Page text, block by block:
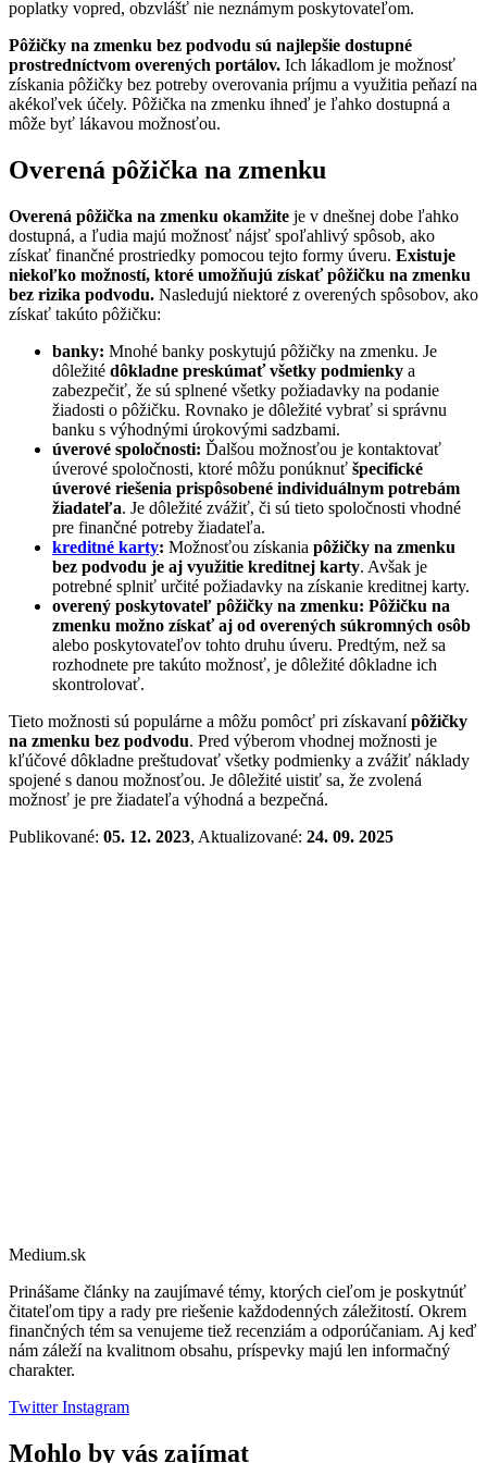
poplatky vopred, obzvlášť nie neznámym poskytovateľom.
Pôžičky na zmenku bez podvodu sú najlepšie dostupné
prostredníctvom overených portálov. Ich lákadlom je možnosť
získania pôžičky bez potreby overovania príjmu a využitia peňazí na
akékoľvek účely. Pôžička na zmenku ihneď je ľahko dostupná a
môže byť lákavou možnosťou.
Overená pôžička na zmenku
Overená pôžička na zmenku okamžite je v dnešnej dobe ľahko
dostupná, a ľudia majú možnosť nájsť spoľahlivý spôsob, ako
získať finančné prostriedky pomocou tejto formy úveru. Existuje
niekoľko možností, ktoré umožňujú získať pôžičku na zmenku
bez rizika podvodu. Nasledujú niektoré z overených spôsobov, ako
získať takúto pôžičku:
banky: Mnohé banky poskytujú pôžičky na zmenku. Je
dôležité dôkladne preskúmať všetky podmienky a
zabezpečiť, že sú splnené všetky požiadavky na podanie
žiadosti o pôžičku. Rovnako je dôležité vybrať si správnu
banku s výhodnými úrokovými sadzbami.
úverové spoločnosti: Ďalšou možnosťou je kontaktovať
úverové spoločnosti, ktoré môžu ponúknuť špecifické
úverové riešenia prispôsobené individuálnym potrebám
žiadateľa. Je dôležité zvážiť, či sú tieto spoločnosti vhodné
pre finančné potreby žiadateľa.
kreditné karty: Možnosťou získania pôžičky na zmenku
bez podvodu je aj využitie kreditnej karty. Avšak je
potrebné splniť určité požiadavky na získanie kreditnej karty.
overený poskytovateľ pôžičky na zmenku: Pôžičku na
zmenku možno získať aj od overených súkromných osôb
alebo poskytovateľov tohto druhu úveru. Predtým, než sa
rozhodnete pre takúto možnosť, je dôležité dôkladne ich
skontrolovať.
Tieto možnosti sú populárne a môžu pomôcť pri získavanípôžičky
na zmenku bez podvodu. Pred výberom vhodnej možnosti je
kľúčové dôkladne preštudovať všetky podmienky a zvážiť náklady
spojené s danou možnosťou. Je dôležité uistiť sa, že zvolená
možnosť je pre žiadateľa výhodná a bezpečná.
Publikované: 05. 12. 2023, Aktualizované: 24. 09. 2025
Medium.sk
Prinášame články na zaujímavé témy, ktorých cieľom je poskytnúť
čitateľom tipy a rady pre riešenie každodenných záležitostí. Okrem
finančných tém sa venujeme tiež recenziám a odporúčaniam. Aj keď
nám záleží na kvalitnom obsahu, príspevky majú len informačný
charakter.
TwitterInstagram
Mohlo by vás zajímat